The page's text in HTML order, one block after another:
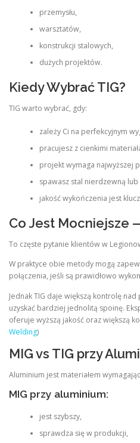
przemysłu,
warsztatów,
konstrukcji stalowych,
dużych projektów.
Kiedy Wybrać TIG?
TIG warto wybrać, gdy:
zależy Ci na perfekcyjnym
pracujesz z cienkimi
projekt wymaga najwyższej
spawasz stal nierdzewną lub
jakość wykończenia jest
Co Jest Mocniejsze
To częste pytanie klientów w
W praktyce obie metody mogą
połączenia, jeśli są prawidłowo
Jednak TIG daje większą kontrolę
uzyskać bardziej jednolitą spoinę.
oferuje wyższą jakość oraz większą
Welding)
MIG vs TIG przy
Aluminium jest materiałem
MIG przy aluminium:
jest szybszy,
sprawdza się w produkcji,